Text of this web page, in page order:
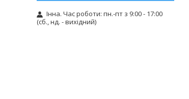
Інна. Час роботи: пн.-пт з 9:00 - 17:00
(сб., нд. - вихідний)